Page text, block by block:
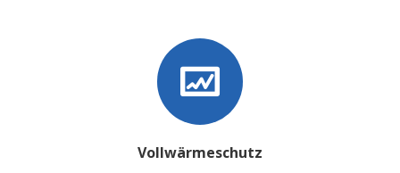
Vollwärmeschutz